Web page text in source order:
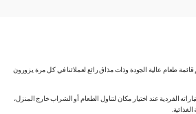
طعام عالية الجودة وذات مذاق رائع لعملائنا في كل مرة يزورون
الفردية عند اختيار مكان لتناول الطعام أو الشراب خارج المنزل،